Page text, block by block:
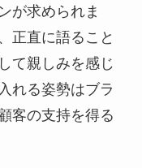
が求められま
正直に語ること
て親しみを感じ
れる姿勢はブラ
客の支持を得る